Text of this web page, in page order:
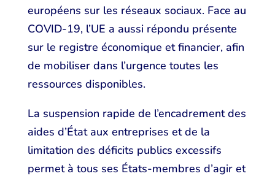
européens sur les réseaux sociaux. Face au
COVID-19, l’UE a aussi répondu présente
sur le registre économique et financier, afin
de mobiliser dans l’urgence toutes les
ressources disponibles.
La suspension rapide de l’encadrement des
aides d’État aux entreprises et de la
limitation des déficits publics excessifs
permet à tous ses États-membres d’agir et